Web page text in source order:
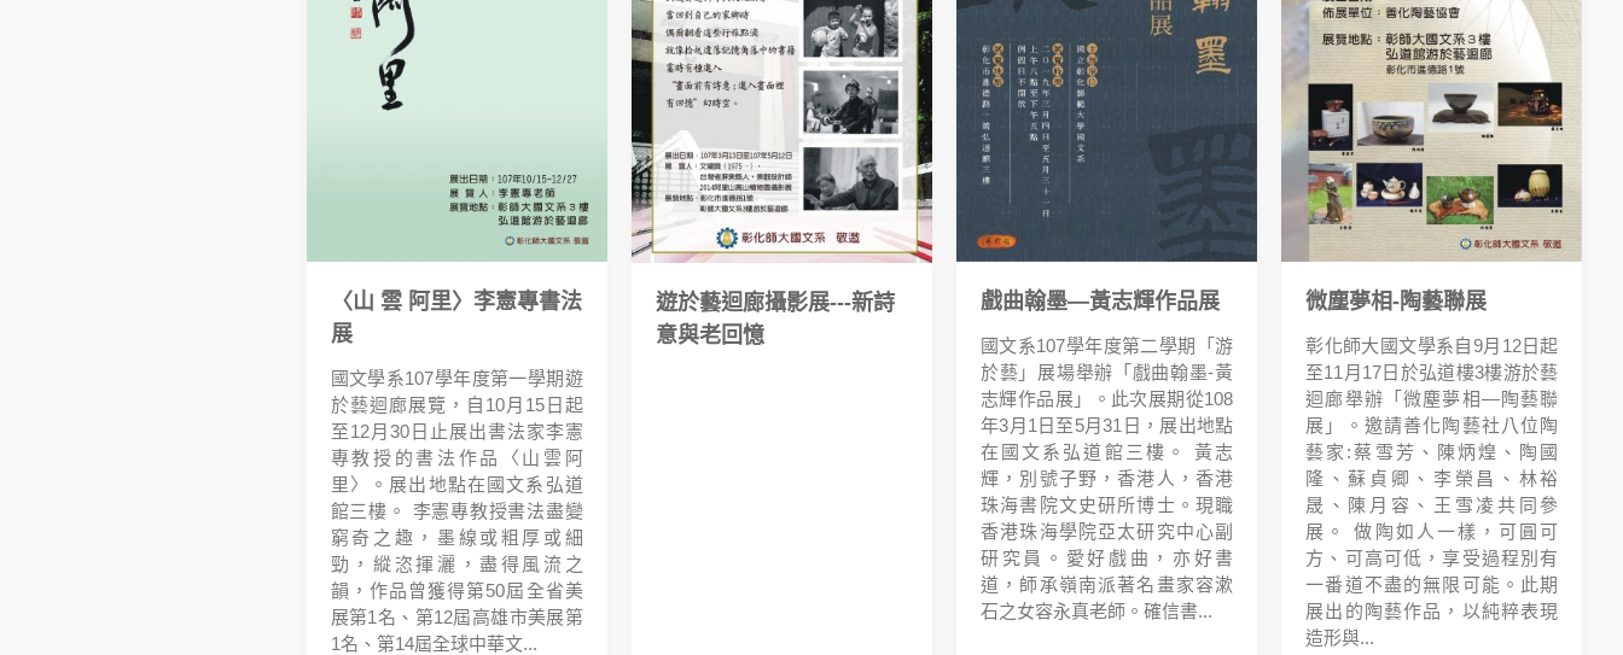
〈山 雲 阿里〉李憲專書法
展
國文學系107學年度第一學期遊
於藝迴廊展覽，自10月15日起
至12月30日止展出書法家李憲
專教授的書法作品〈山雲阿
里〉。展出地點在國文系弘道
館三樓。 李憲專教授書法盡變
窮奇之趣，墨線或粗厚或細
勁，縱恣揮灑，盡得風流之
韻，作品曾獲得第50屆全省美
展第1名、第12屆高雄市美展第
1名、第14屆全球中華文...
遊於藝迴廊攝影展---新詩
意與老回憶
戲曲翰墨—黃志輝作品展
國文系107學年度第二學期「游
於藝」展場舉辦「戲曲翰墨-黃
志輝作品展」。此次展期從108
年3月1日至5月31日，展出地點
在國文系弘道館三樓。 黃志
輝，別號子野，香港人，香港
珠海書院文史研所博士。現職
香港珠海學院亞太研究中心副
研究員。愛好戲曲，亦好書
道，師承嶺南派著名畫家容漱
石之女容永真老師。確信書...
微塵夢相-陶藝聯展
彰化師大國文學系自9月12日起
至11月17日於弘道樓3樓游於藝
迴廊舉辦「微塵夢相—陶藝聯
展」。邀請善化陶藝社八位陶
藝家:蔡雪芳、陳炳煌、陶國
隆、蘇貞卿、李榮昌、林裕
晟、陳月容、王雪凌共同參
展。 做陶如人一樣，可圓可
方、可高可低，享受過程別有
一番道不盡的無限可能。此期
展出的陶藝作品，以純粹表現
造形與...